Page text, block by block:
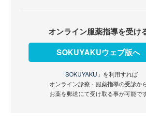
オンライン服薬指導を受け
SOKUYAKUウェブ版へ
「SOKUYAKU」 を利用すれば
オンライン診療・服薬指導の受診か
お薬を郵送にて受け取る事が可能で